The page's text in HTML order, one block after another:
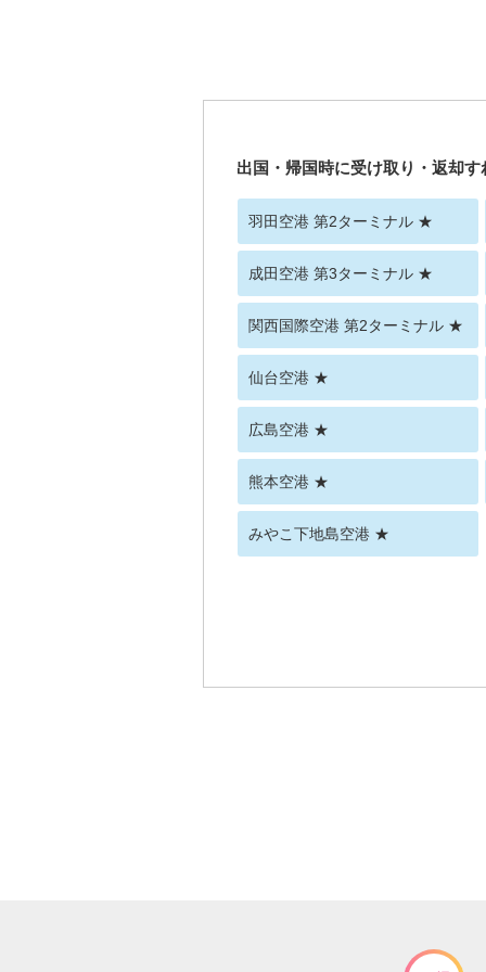
出国・帰国時に受け取り・返却
羽田空港 第2ターミナル ★
成田空港 第3ターミナル ★
関西国際空港 第2ターミナル ★
仙台空港 ★
広島空港 ★
熊本空港 ★
みやこ下地島空港 ★